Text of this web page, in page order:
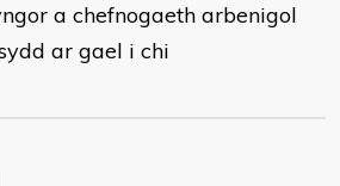
a chefnogaeth arbenigol
ar gael i chi